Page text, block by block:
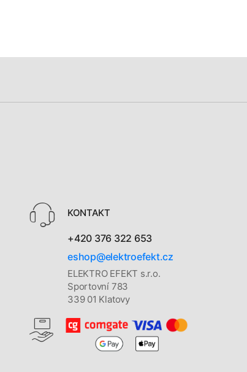
KONTAKT
+420 376 322 653
eshop@elektroefekt.cz
ELEKTRO EFEKT s.r.o.
Sportovní 783
339 01 Klatovy